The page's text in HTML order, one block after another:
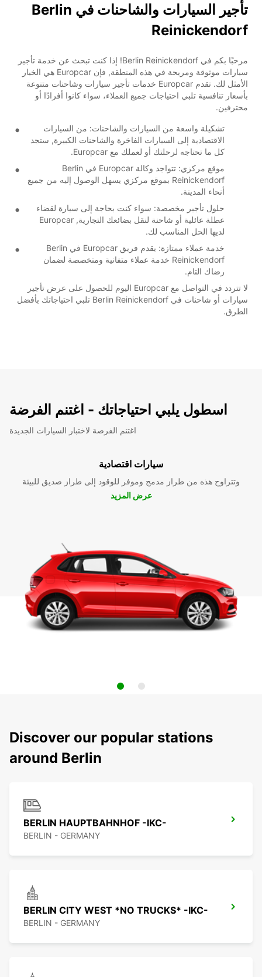
تأجير السيارات والشاحنات في Berlin
Reinickendorf
مرحبًا بكم في Berlin Reinickendorf! إذا كنت تبحث عن خدمة تأجير
سيارات موثوقة ومريحة في هذه المنطقة, فإن Europcar هي الخيار
الأمثل لك. تقدم Europcar خدمات تأجير سيارات وشاحنات متنوعة
بأسعار تنافسية تلبي احتياجات جميع العملاء، سواء كانوا أفرادًا أو
محترفين.
تشكيلة واسعة من السيارات والشاحنات: من السيارات
الاقتصادية إلى السيارات الفاخرة والشاحنات الكبيرة, ستجد
كل ما تحتاجه لرحلتك أو لعملك مع Europcar.
موقع مركزي: تتواجد وكالة Europcar في Berlin
Reinickendorf بموقع مركزي يسهل الوصول إليه من جميع
أنحاء المدينة.
حلول تأجير مخصصة: سواء كنت بحاجة إلى سيارة لقضاء
عطلة عائلية أو شاحنة لنقل بضائعك التجارية, Europcar
لديها الحل المناسب لك.
خدمة عملاء ممتازة: يقدم فريق Europcar في Berlin
Reinickendorf خدمة عملاء متفانية ومتخصصة لضمان
رضاك التام.
لا تتردد في التواصل مع Europcar اليوم للحصول على عرض تأجير
سيارات أو شاحنات في Berlin Reinickendorf تلبي احتياجاتك بأفضل
الطرق.
اسطول يلبي احتياجاتك - اغتنم الفرضة
اغتنم الفرصة لاختبار السيارات الجديدة
سيارات اقتصادية
وتتراوح هذه من طراز مدمج وموفر للوقود إلى طراز صديق للبيئة
عرض المزيد
Discover our popular stations
around Berlin
BERLIN HAUPTBAHNHOF -IKC-
BERLIN - GERMANY
BERLIN CITY WEST *NO TRUCKS* -IKC-
BERLIN - GERMANY